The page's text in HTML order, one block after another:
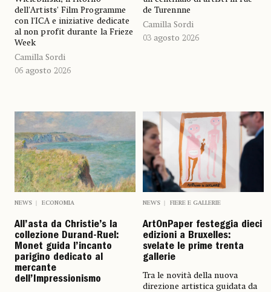
dell'Artists' Film Programme
con l'ICA e iniziative dedicate
al non profit durante la Frieze
Week
Camilla Sordi
06 agosto 2026
de Turennne
Camilla Sordi
03 agosto 2026
NEWS ECONOMIA
All’asta da Christie’s la
collezione Durand-Ruel:
Monet guida l’incanto
parigino dedicato al
mercante
dell’Impressionismo
NEWS FIERE E GALLERIE
ArtOnPaper festeggia dieci
edizioni a Bruxelles:
svelate le prime trenta
gallerie
Tra le novità della nuova
direzione artistica guidata da